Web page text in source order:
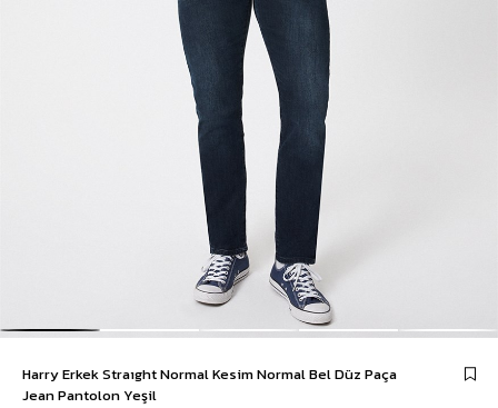
Harry Erkek Straıght Normal Kesim Normal Bel Düz Paça
Jean Pantolon Yeşil